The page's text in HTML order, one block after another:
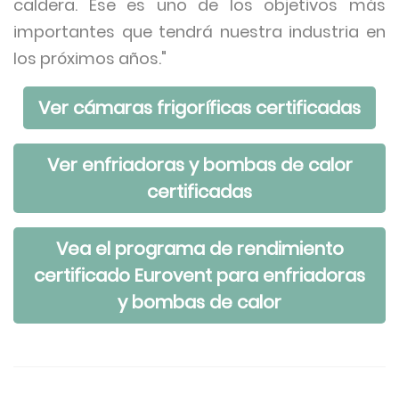
caldera. Ese es uno de los objetivos más
importantes que tendrá nuestra industria en
los próximos años."
Ver cámaras frigoríficas certificadas
Ver enfriadoras y bombas de calor
certificadas
Vea el programa de rendimiento
certificado Eurovent para enfriadoras
y bombas de calor